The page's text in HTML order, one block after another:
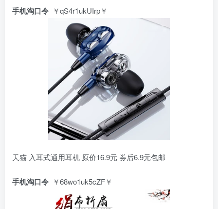
手机淘口令 ￥qS4r1ukUIrp￥
天猫 入耳式通用耳机 原价16.9元 券后6.9元包邮
手机淘口令 ￥68wo1uk5cZF￥